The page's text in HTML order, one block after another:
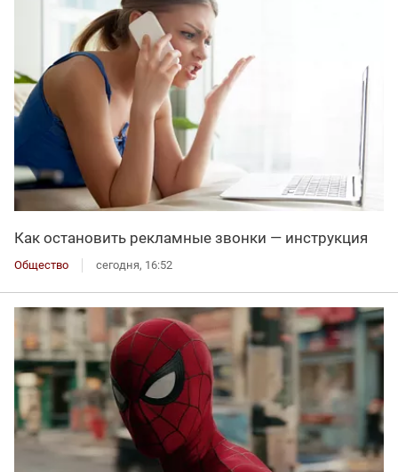
Как остановить рекламные звонки — инструкция
Общество сегодня, 16:52